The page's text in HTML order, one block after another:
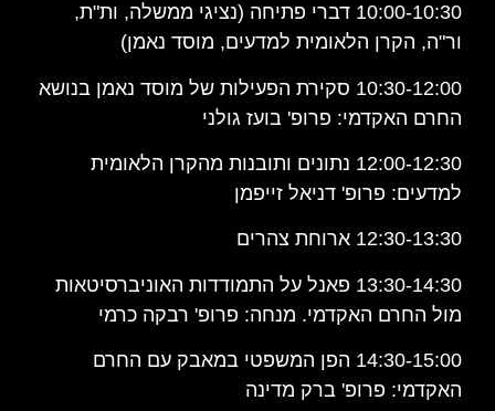
10:00-10:30 דברי פתיחה (נציגי ממשלה, ות"ת,
ור"ה, הקרן הלאומית למדעים, מוסד נאמן)
10:30-12:00 סקירת הפעילות של מוסד נאמן בנושא
החרם האקדמי: פרופ' בועז גולני
12:00-12:30 נתונים ותובנות מהקרן הלאומית
למדעים: פרופ' דניאל זייפמן
12:30-13:30 ארוחת צהרים
13:30-14:30 פאנל על התמודדות האוניברסיטאות
מול החרם האקדמי. מנחה: פרופ' רבקה כרמי
14:30-15:00 הפן המשפטי במאבק עם החרם
האקדמי: פרופ' ברק מדינה